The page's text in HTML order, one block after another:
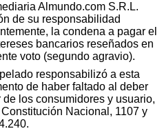
Almundo.com S.R.L.
de su responsabilidad
la condena a pagar el
bancarios reseñados en
voto (segundo agravio).
responsabilizó a esta
de haber faltado al deber
los consumidores y usuario,
Nacional, 1107 y